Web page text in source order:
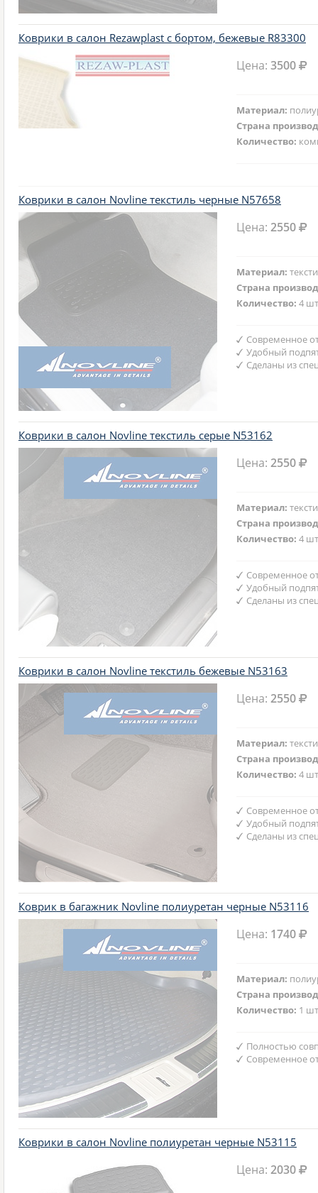
Коврики в салон Rezawplast с бортом, бежевые R83300
Цена:3500
Материал:
Страна
Количество:
Коврики в салон Novline текстиль черные N57658
Цена:2550
Материал:
Страна
Количество:4
Современное
Удобный
Сделаны из
Коврики в салон Novline текстиль серые N53162
Цена:2550
Материал:
Страна
Количество:4
Современное
Удобный
Сделаны из
Коврики в салон Novline текстиль бежевые N53163
Цена:2550
Материал:
Страна
Количество:4
Современное
Удобный
Сделаны из
Коврик в багажник Novline полиуретан черные N53116
Цена: 1740
Материал:
Страна
Количество: 1
Полностью
Современное
Коврики в салон Novline полиуретан черные N53115
Цена:2030